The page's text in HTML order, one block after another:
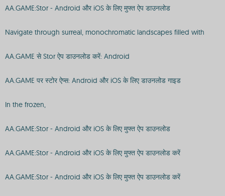
AA.GAME:Stor - Android और iOS के लिए मुफ्त ऐप डाउनलोड
Navigate through surreal, monochromatic landscapes filled with
AA.GAME से Stor ऐप डाउनलोड करें: Android
AA.GAME पर स्टोर ऐप्स: Android और iOS के लिए डाउनलोड गाइड
In the frozen,
AA.GAME:Stor - Android और iOS के लिए मुफ्त ऐप डाउनलोड
AA.GAME:Stor - Android और iOS के लिए मुफ्त ऐप डाउनलोड करें
AA.GAME:Stor - Android और iOS के लिए मुफ्त ऐप डाउनलोड करें